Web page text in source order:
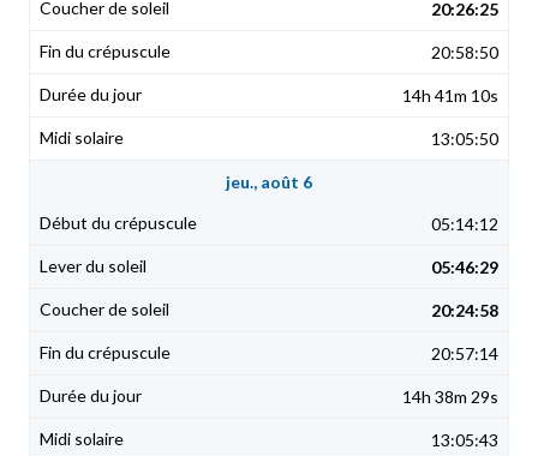
20:26:25
20:58:50
14h 41m 10s
13:05:50
jeu., août 6
05:14:12
05:46:29
20:24:58
20:57:14
14h 38m 29s
13:05:43